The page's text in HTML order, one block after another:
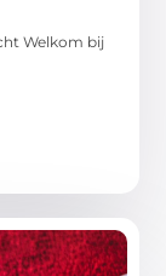
Welkom bij